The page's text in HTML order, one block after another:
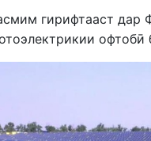
гирифтааст дар
офтобӣ